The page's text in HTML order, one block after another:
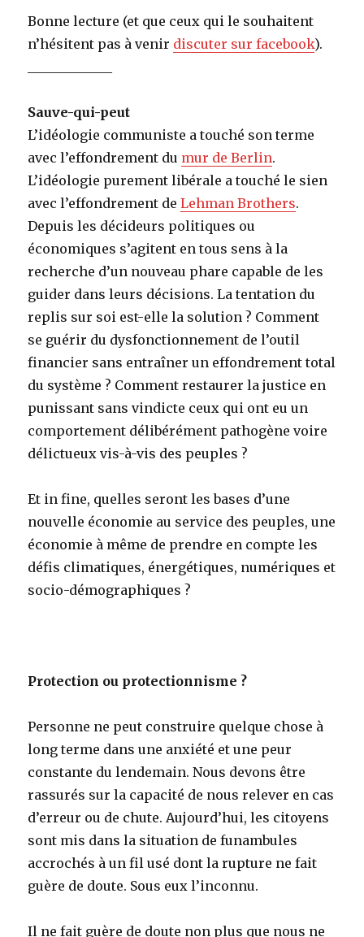
Bonne lecture (et que ceux qui le souhaitent
n’hésitent pas à venir discuter sur facebook).
Sauve-qui-peut
L’idéologie communiste a touché son terme
avec l’effondrement du mur de Berlin.
L’idéologie purement libérale a touché le sien
avec l’effondrement deLehman Brothers.
Depuis les décideurs politiques ou
économiques s’agitent en tous sens à la
recherche d’un nouveau phare capable de les
guider dans leurs décisions. La tentation du
replis sur soi est-elle la solution ? Comment
se guérir du dysfonctionnement de l’outil
financier sans entraîner un effondrement total
du système ? Comment restaurer la justice en
punissant sans vindicte ceux qui ont eu un
comportement délibérément pathogène voire
délictueux vis-à-vis des peuples ?
Et in fine, quelles seront les bases d’une
nouvelle économie au service des peuples, une
économie à même de prendre en compte les
défis climatiques, énergétiques, numériques et
socio-démographiques ?
Protection ou protectionnisme ?
Personne ne peut construire quelque chose à
long terme dans une anxiété et une peur
constante du lendemain. Nous devons être
rassurés sur la capacité de nous relever en cas
d’erreur ou de chute. Aujourd’hui, les citoyens
sont mis dans la situation de funambules
accrochés à un fil usé dont la rupture ne fait
guère de doute. Sous eux l’inconnu.
Il ne fait guère de doute non plus que nous ne